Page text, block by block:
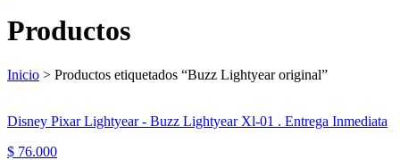
Productos
Inicio > Productos etiquetados “Buzz Lightyear original”
Disney Pixar Lightyear - Buzz Lightyear Xl-01 . Entrega Inmediata
$ 76.000